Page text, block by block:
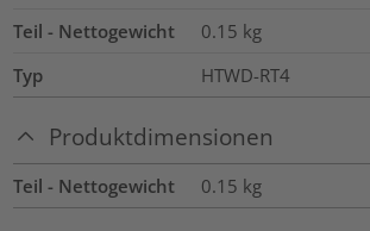
Teil - Nettogewicht
0.15 kg
Typ
HTWD-RT4
Produktdimensionen
Teil - Nettogewicht 0.15 kg